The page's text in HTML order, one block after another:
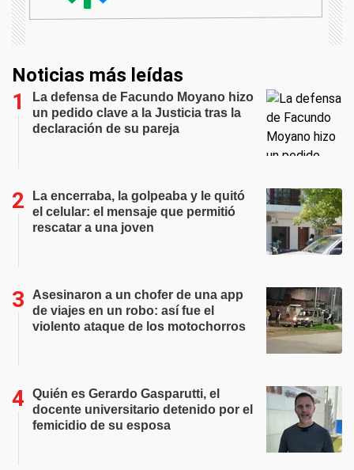
Noticias más leídas
La defensa de Facundo Moyano hizo
un pedido clave a la Justicia tras la
declaración de su pareja
La encerraba, la golpeaba y le quitó
el celular: el mensaje que permitió
rescatar a una joven
Asesinaron a un chofer de una app
de viajes en un robo: así fue el
violento ataque de los motochorros
Quién es Gerardo Gasparutti, el
docente universitario detenido por el
femicidio de su esposa